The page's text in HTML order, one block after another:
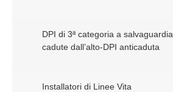
DPI di 3ª categoria a
cadute dall’alto-DPI anticaduta
Installatori di Linee Vita